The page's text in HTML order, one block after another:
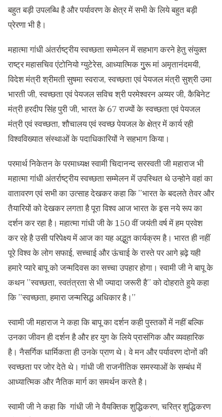
बहुत बड़ी उपलब्धि है और पर्यावरण के क्षेत्र में सभी के लिये बहुत बड़ी
प्रेरणा भी है।
महात्मा गांधी अंतर्राष्ट्रीय स्वच्छता सम्मेलन में सहभाग करने हेतु संयुक्त
राष्ट्र महासचिव एंटोनियो ग्युटेरेस, आध्यात्मिक गुुरू मां अमृतानंदमयी,
विदेश मंत्री श्रीमती सुषमा स्वराज, स्वच्छता एवं पेयजल मंत्री सुश्री उमा
भारती जी, स्वच्छता एवं पेयजल सविच श्री परमेश्वरन अय्यर जी, कैबिनेट
मंत्री हरदीप सिंह पुरी जी, भारत के 67 राज्यों के स्वच्छता एवं पेयजल
मंत्री एवं स्वच्छता, शौचालय एवं स्वच्छ पेयजल के क्षेत्र में कार्य रही
विश्वविख्यात संस्थाओं के पदाधिकारियों ने सहभाग किया।
परमार्थ निकेतन के परमाध्यक्ष स्वामी चिदानन्द सरस्वती जी महाराज भी
महात्मा गांधी अंतर्राष्ट्रीय स्वच्छता सम्मेलन में उपस्थित थे उन्होने वहां का
वातावरण एवं सभी का उत्साह देखकर कहा कि ’’भारत के बदलते तेवर और
तैयारियों को देखकर लगता है पूरा विश्व आज भारत के इस नये रूप का
दर्शन कर रहा है। महात्मा गांधी जी के 150 वीं जयंती वर्ष में हम प्रवेश
कर रहे है उसी परिपेक्ष्य में आज का यह अद्भुत कार्यक्रम है। भारत ही नहीं
पूरे विश्व के लोग सफाई, सच्चाई और ऊंचाई के रास्ते पर आगे ब़ढ़े यही
हमारे प्यारे बापू को जन्मदिवस का सच्चा उपहार होगा। स्वामी जी ने बापू के
कथन ’’स्वच्छता, स्वतंत्रता से भी ज्यादा जरूरी है’’ को दोहराते हुये कहा
कि ’’स्वच्छता, हमारा जन्मसिद्ध अधिकार है।’’
स्वामी जी महाराज ने कहा कि बापू का दर्शन कही पुस्तकों में नहीं बल्कि
उनका जीवन ही दर्शन है और हर युग के लिये प्रासंगिक और व्यवहारिक
है। नैसर्गिक धार्मिकता ही उनके प्राण थे। वे मन और पर्यावरण दोनों की
स्वच्छता पर जोर देते थे। गांधी जी राजनीतिक समस्याओं के सम्बंध में
आध्यात्मिक और नैतिक मार्ग का समर्थन करते है।
स्वामी जी ने कहा कि गांधी जी ने वैयक्तिक शुद्धिकरण, चरित्र शुद्धिकरण